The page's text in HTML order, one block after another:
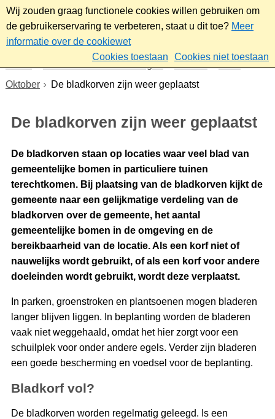
Wij zouden graag functionele cookies willen gebruiken om
de gebruikerservaring te verbeteren, staat u dit toe? Meer
informatie over de cookiewet
Cookies toestaan
Cookies niet toestaan
Nieuws & bekendmakingen Nieuws
2025
Oktober
De bladkorven zijn weer geplaatst
De bladkorven zijn weer geplaatst
De bladkorven staan op locaties waar veel blad van
gemeentelijke bomen in particuliere tuinen
terechtkomen. Bij plaatsing van de bladkorven kijkt de
gemeente naar een gelijkmatige verdeling van de
bladkorven over de gemeente, het aantal
gemeentelijke bomen in de omgeving en de
bereikbaarheid van de locatie. Als een korf niet of
nauwelijks wordt gebruikt, of als een korf voor andere
doeleinden wordt gebruikt, wordt deze verplaatst.
In parken, groenstroken en plantsoenen mogen bladeren
langer blijven liggen. In beplanting worden de bladeren
vaak niet weggehaald, omdat het hier zorgt voor een
schuilplek voor onder andere egels. Verder zijn bladeren
een goede bescherming en voedsel voor de beplanting.
Bladkorf vol?
De bladkorven worden regelmatig geleegd. Is een